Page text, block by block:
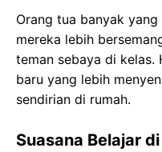
Orang tua banyak
mereka lebih
teman sebaya di kelas.
baru yang lebih
sendirian di rumah.
Suasana Belajar